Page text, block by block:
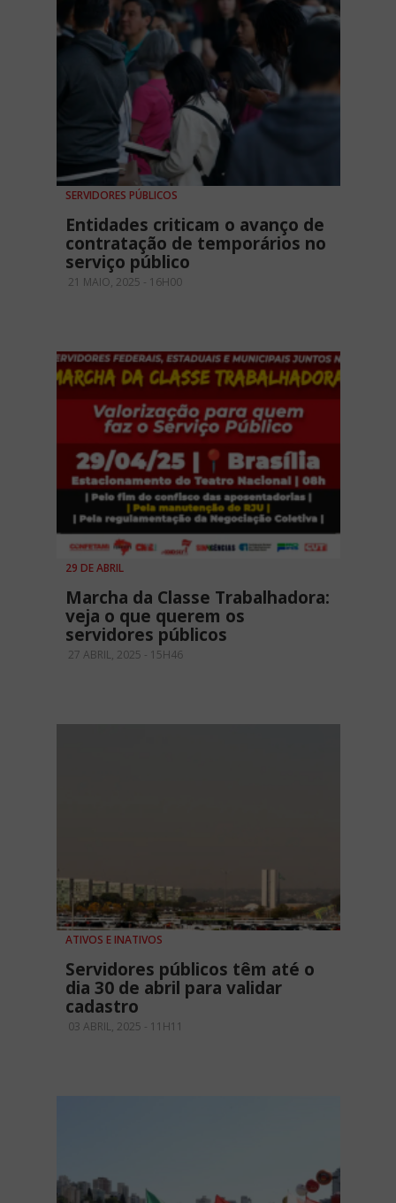
SERVIDORES PÚBLICOS
Entidades criticam o avanço de
contratação de temporários no
serviço público
21 MAIO, 2025 - 16H00
29 DE ABRIL
Marcha da Classe Trabalhadora:
veja o que querem os
servidores públicos
27 ABRIL, 2025 - 15H46
ATIVOS E INATIVOS
Servidores públicos têm até o
dia 30 de abril para validar
cadastro
03 ABRIL, 2025 - 11H11